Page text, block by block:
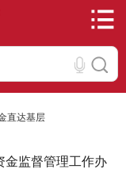
直达基层
金监督管理工作办